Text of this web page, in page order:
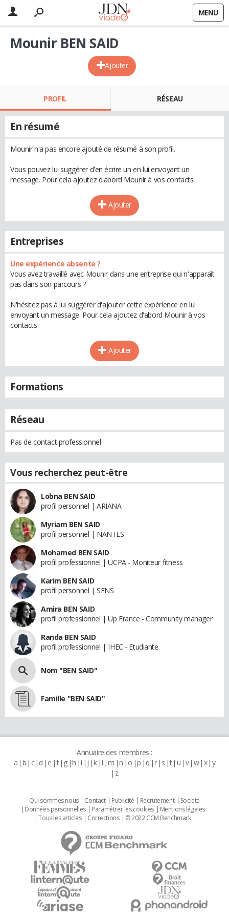
MENU
Ajouter
Mounir BEN SAID
PROFIL RÉSEAU
En résumé
Mounir n'a pas encore ajouté de résumé à son profil.
Vous pouvez lui suggérer d'en écrire un en lui envoyant un
message. Pour cela ajoutez d'abord Mounir à vos contacts.
Ajouter
Entreprises
Une expérience absente ?
Vous avez travaillé avec Mounir dans une entreprise qui n'apparaît
pas dans son parcours ?
N'hésitez pas à lui suggérer d'ajouter cette expérience en lui
envoyant un message. Pour cela ajoutez d'abord Mounir à vos
contacts.
Ajouter
Formations
Réseau
Pas de contact professionnel
Vous recherchez peut-être
Lobna BEN SAID
profil personnel | ARIANA
Myriam BEN SAID
profil personnel | NANTES
Mohamed BEN SAID
profil professionnel | UCPA - Moniteur fitness
Karim BEN SAID
profil personnel | SENS
Amira BEN SAID
profil professionnel | Up France - Community manager
Randa BEN SAID
profil professionnel | IHEC - Etudiante
Nom "BEN SAID"
Famille "BEN SAID"
Annuaire des membres :
a b c d e f g h i j k l m n o p q r s t u v w x y
z
Qui sommes nous Contact Publicité Recrutement
Societé
Données personnelles
Paramétrer les cookies
Mentions légales
Tous les articles
Corrections © 2022 CCM Benchmark